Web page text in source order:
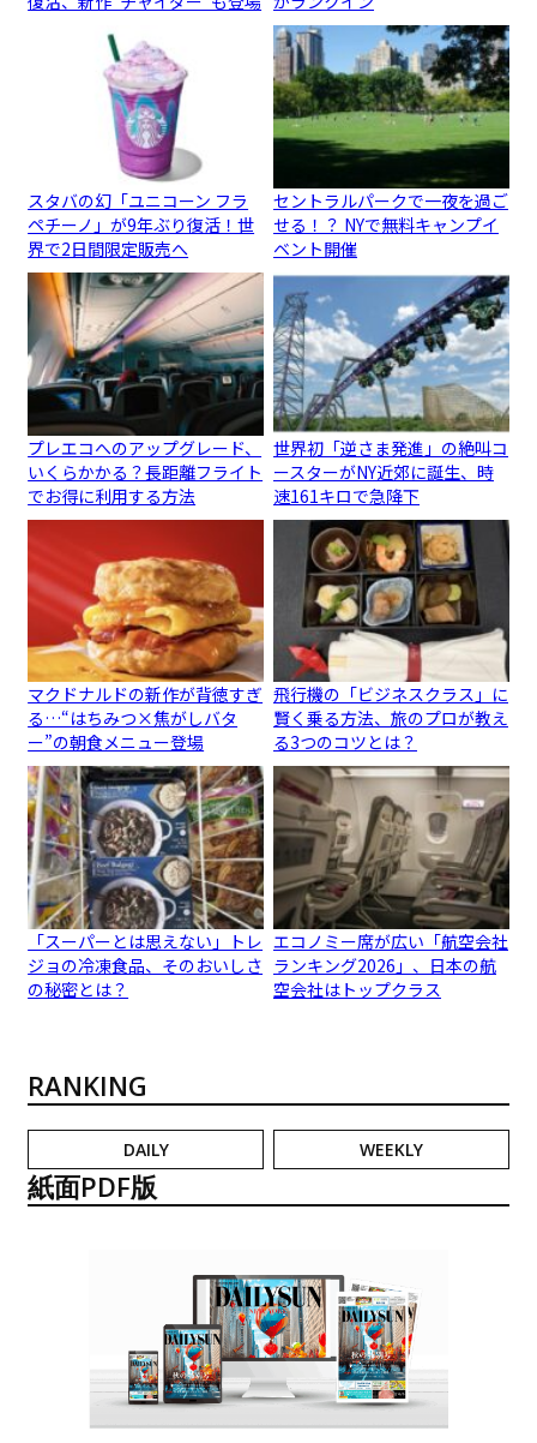
スタバの幻「ユニコーン フラ
ペチーノ」が9年ぶり復活！世
界で2日間限定販売へ
セントラルパークで一夜を過ご
せる！？ NYで無料キャンプイ
ベント開催
プレエコへのアップグレード、
いくらかかる？長距離フライト
でお得に利用する方法
世界初「逆さま発進」の絶叫コ
ースターがNY近郊に誕生、時
速161キロで急降下
マクドナルドの新作が背徳すぎ
る…“はちみつ×焦がしバタ
ー”の朝食メニュー登場
飛行機の「ビジネスクラス」に
賢く乗る方法、旅のプロが教え
る3つのコツとは？
「スーパーとは思えない」トレ
ジョの冷凍食品、そのおいしさ
の秘密とは？
エコノミー席が広い「航空会社
ランキング2026」、日本の航
空会社はトップクラス
RANKING
DAILY WEEKLY
紙面PDF版